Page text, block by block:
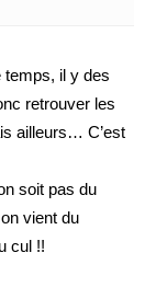
il y des
retrouver les
ailleurs… C’est
soit pas du
vient du
cul !!